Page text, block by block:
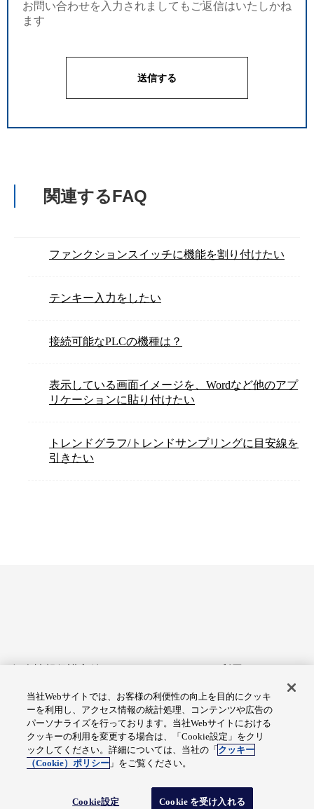
お問い合わせを入力されましてもご返信はいたしかね
ます
関連するFAQ
ファンクションスイッチに機能を割り付けたい
テンキー入力をしたい
接続可能なPLCの機種は？
表示している画面イメージを、Wordなど他のアプ
リケーションに貼り付けたい
トレンドグラフ/トレンドサンプリングに目安線を
引きたい
アクセシビリティへの対応
Cookie設定
総合サイトマップ
© Fuji Electric Co., Ltd.
当社Webサイトでは、お客様の利便性の向上を目的にクッキ
ーを利用し、アクセス情報の統計処理、コンテンツや広告の
パーソナライズを行っております。当社Webサイトにおける
クッキーの利用を変更する場合は、「Cookie設定」をクリ
ックしてください。詳細については、当社の「 クッキー
（Cookie）ポリシー 」をご覧ください。
Cookie設定 Cookie を受け入れる